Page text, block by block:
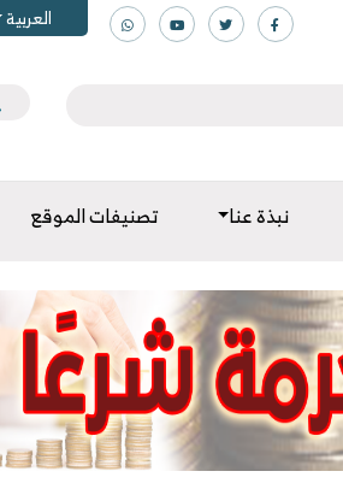
العربية
نبذة عنا تصنيفات الموقع